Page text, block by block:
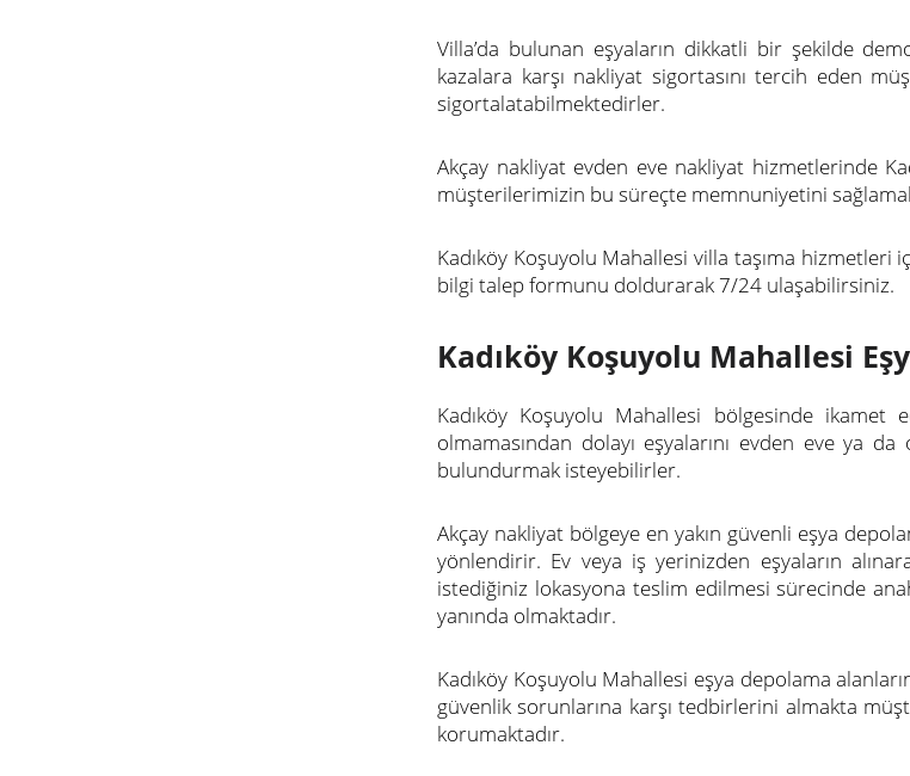
Villa’da bulunan eşyaların dikkatli bir şekilde
kazalara karşı nakliyat sigortasını tercih eden
sigortalatabilmektedirler.
Akçay nakliyat evden eve nakliyat hizmetlerinde
müşterilerimizin bu süreçte memnuniyetini
Kadıköy Koşuyolu Mahallesi villa taşıma
bilgi talep formunu doldurarak 7/24 ulaşabilirsiniz.
Kadıköy Koşuyolu Mahallesi
Kadıköy Koşuyolu Mahallesi bölgesinde
olmamasından dolayı eşyalarını evden eve ya
bulundurmak isteyebilirler.
Akçay nakliyat bölgeye en yakın güvenli eşya
yönlendirir. Ev veya iş yerinizden eşyaların
istediğiniz lokasyona teslim edilmesi sürecinde
yanında olmaktadır.
Kadıköy Koşuyolu Mahallesi eşya depolama
güvenlik sorunlarına karşı tedbirlerini almakta
korumaktadır.